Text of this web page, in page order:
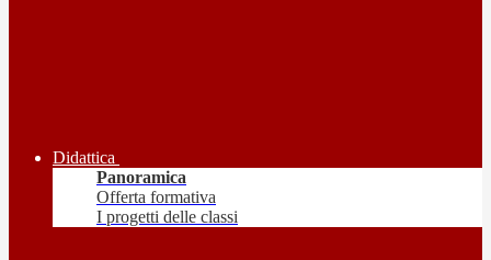
Didattica
Panoramica
Offerta formativa
I progetti delle classi